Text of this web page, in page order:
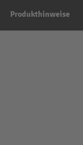
Produkthinweise